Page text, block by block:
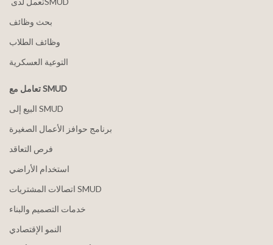
بحث وظائف
وظائف الطلاب
التوعية العسكرية
تعامل مع SMUD
البيع إلى SMUD
برنامج حوافز الأعمال الصغيرة
فرص التعاقد
استخدام الأراضي
اتصالات المشتريات SMUD
خدمات التصميم والبناء
النمو الإقتصادي